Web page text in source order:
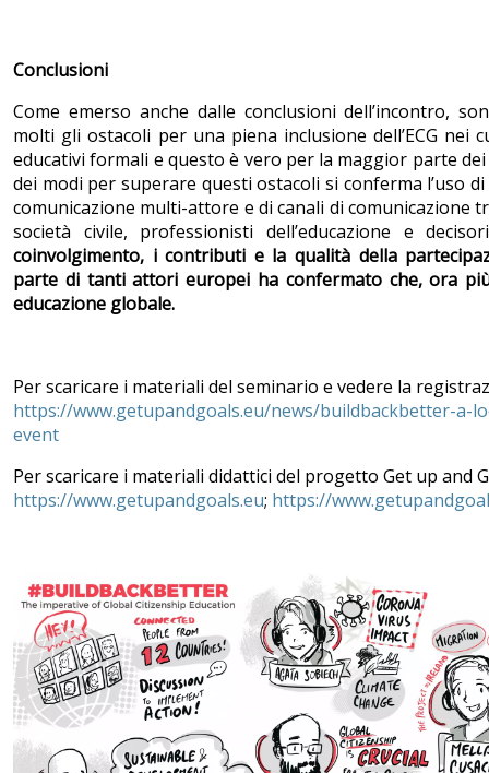
Conclusioni
Come emerso anche dalle conclusioni dell’incontro,
molti gli ostacoli per una piena inclusione dell’ECG nei
educativi formali e questo è vero per la maggior parte
dei modi per superare questi ostacoli si conferma l’uso
comunicazione multi-attore e di canali di comunicazione
società civile, professionisti dell’educazione e
coinvolgimento, i contributi e la qualità della
parte di tanti attori europei ha confermato che, ora
educazione globale.
Per scaricare i materiali del seminario e vedere la
https://www.getupandgoals.eu/news/buildbackbetter-a-
event
Per scaricare i materiali didattici del progetto Get up and
https://www.getupandgoals.eu; https://